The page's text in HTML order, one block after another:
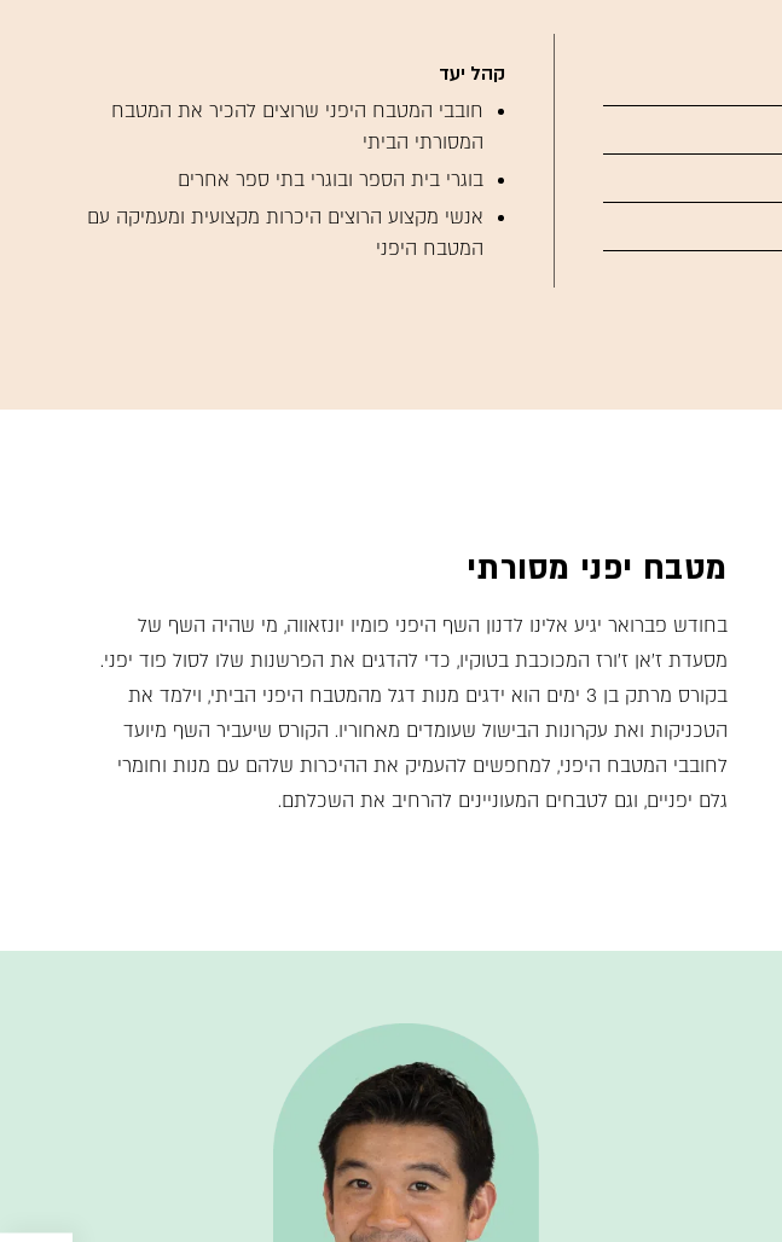
קהל יעד
חובבי המטבח היפני שרוצים להכיר את המטבח
המסורתי הביתי
בוגרי בית הספר ובוגרי בתי ספר אחרים
אנשי מקצוע הרוצים היכרות מקצועית ומעמיקה עם
המטבח היפני
מטבח יפני מסורתי
בחודש פברואר יגיע אלינו לדנון השף היפני פומיו יונזאווה, מי שהיה השף של
מסעדת ז׳אן ז׳ורז המכוכבת בטוקיו, כדי להדגים את הפרשנות שלו לסול פוד יפני.
בקורס מרתק בן 3 ימים הוא ידגים מנות דגל מהמטבח היפני הביתי, וילמד את
הטכניקות ואת עקרונות הבישול שעומדים מאחוריו. הקורס שיעביר השף מיועד
לחובבי המטבח היפני, למחפשים להעמיק את ההיכרות שלהם עם מנות וחומרי
גלם יפניים, וגם לטבחים המעוניינים להרחיב את השכלתם.